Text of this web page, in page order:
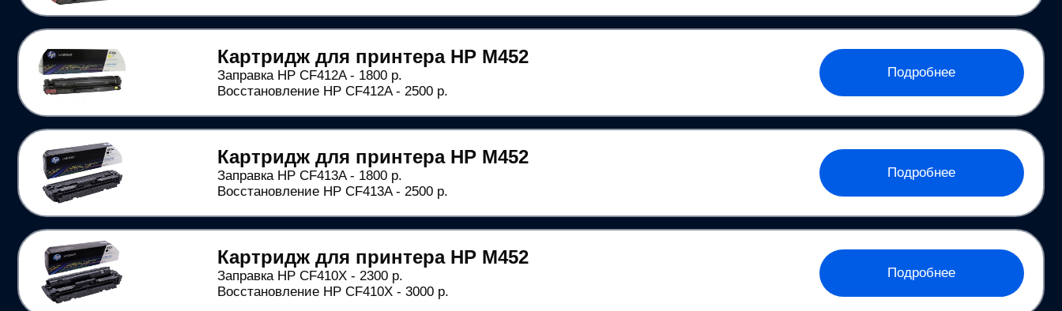
Картридж для принтера HP M452
Заправка HP CF412A - 1800 р.
Восстановление HP CF412A - 2500 р.
Подробнее
Картридж для принтера HP M452
Заправка HP CF413A - 1800 р.
Восстановление HP CF413A - 2500 р.
Подробнее
Картридж для принтера HP M452
Заправка HP CF410X - 2300 р.
Восстановление HP CF410X - 3000 р.
Подробнее